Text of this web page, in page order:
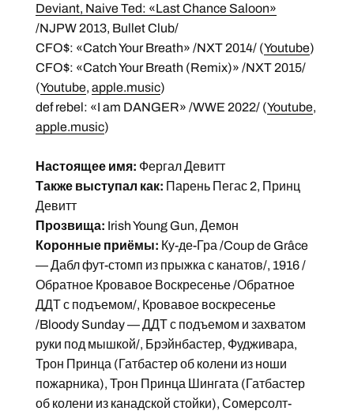
Deviant, Naive Ted: «Last Chance Saloon»
/NJPW 2013, Bullet Club/
CFO$: «Catch Your Breath» /NXT 2014/ (Youtube)
CFO$: «Catch Your Breath (Remix)» /NXT 2015/
(Youtube, apple.music)
def rebel: «I am DANGER» /WWE 2022/ (Youtube,
apple.music)
Настоящее имя: Фергал Девитт
Также выступал как: Парень Пегас 2, Принц
Девитт
Прозвища: Irish Young Gun, Демон
Коронные приёмы: Ку-де-Гра /Coup de Grâce
— Дабл фут-стомп из прыжка с канатов/, 1916 /
Обратное Кровавое Воскресенье /Обратное
ДДТ с подъемом/, Кровавое воскресенье
/Bloody Sunday — ДДТ с подъемом и захватом
руки под мышкой/, Брэйнбастер, Фудживара,
Трон Принца (Гатбастер об колени из ноши
пожарника), Трон Принца Шингата (Гатбастер
об колени из канадской стойки), Сомерсолт-